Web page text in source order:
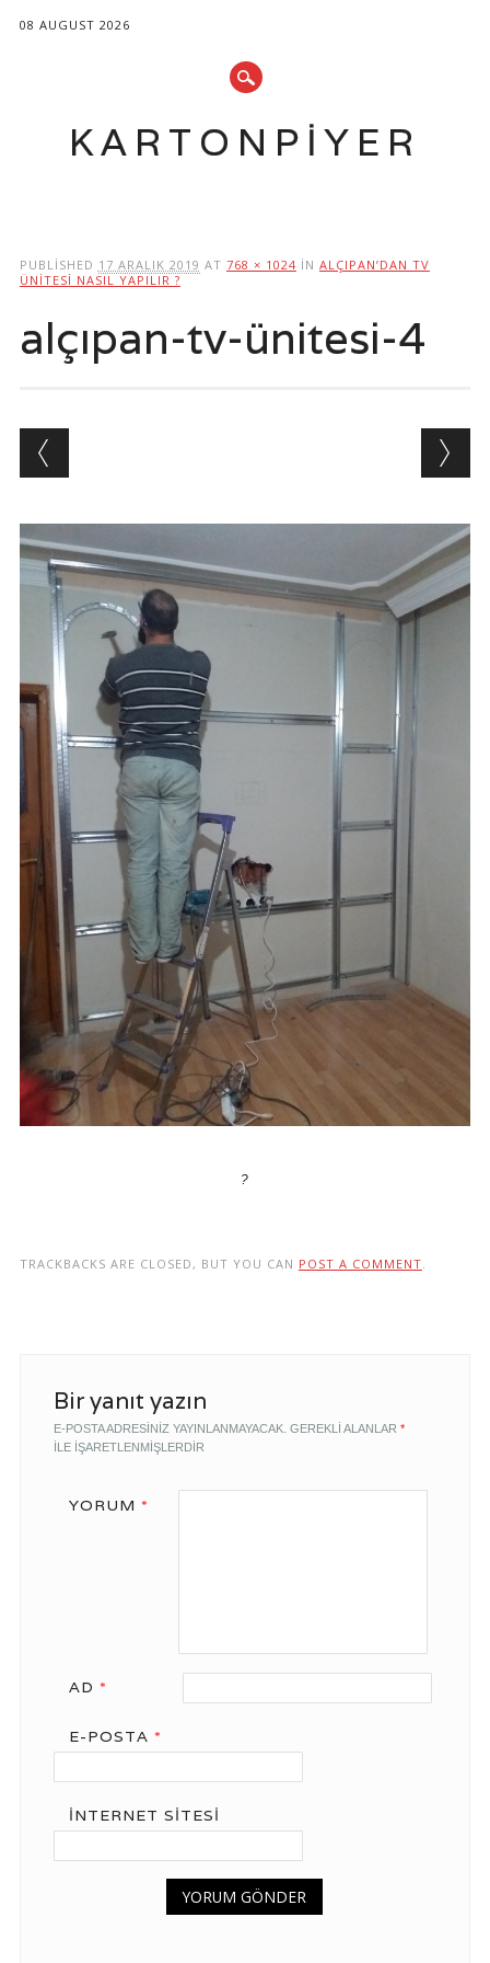
08 AUGUST 2026
KARTONPIYER
content
PUBLISHED 17 ARALIK 2019 AT 768 × 1024 IN ALÇIPAN’DAN TV
ÜNITESI NASIL YAPILIR ?
alçıpan-tv-ünitesi-4
?
TRACKBACKS ARE CLOSED, BUT YOU CAN POST A COMMENT
Bir yanıt yazın
E-POSTA ADRESINIZ YAYINLANMAYACAK. GEREKLI ALANLAR *
ILE IŞARETLENMIŞLERDIR
YORUM *
AD *
E-POSTA *
İNTERNET SITESI